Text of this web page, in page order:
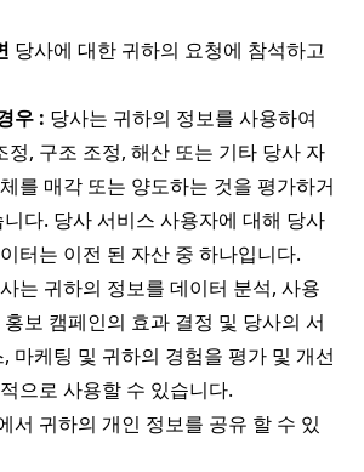
당사에 대한 귀하의 요청에 참석하고
우 : 당사는 귀하의 정보를 사용하여
정, 구조 조정, 해산 또는 기타 당사 자
를 매각 또는 양도하는 것을 평가하거
다. 당사 서비스 사용자에 대해 당사
터는 이전 된 자산 중 하나입니다.
는 귀하의 정보를 데이터 분석, 사용
보 캠페인의 효과 결정 및 당사의 서
마케팅 및 귀하의 경험을 평가 및 개선
으로 사용할 수 있습니다.
서 귀하의 개인 정보를 공유 할 수 있